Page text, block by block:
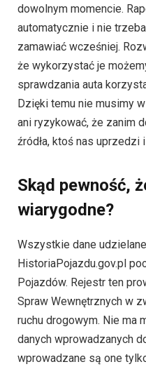
dowolnym momencie.
automatycznie i nie
zamawiać wcześniej.
że wykorzystać je
sprawdzania auta
Dzięki temu nie musimy
ani ryzykować, że zanim
źródła, ktoś nas uprzedzi
Skąd pewność,
wiarygodne?
Wszystkie dane
HistoriaPojazdu.gov.pl
Pojazdów. Rejestr ten
Spraw Wewnętrznych w
ruchu drogowym. Nie ma
danych wprowadzanych
wprowadzane są one